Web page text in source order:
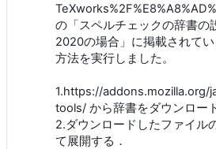
の「スペルチェックの辞書の
2020の場合」に掲載されて
方法を実行しました。
1.https://addons.mozilla.org/
tools/ から辞書をダウンロー
2.ダウンロードしたファイル
て展開する．